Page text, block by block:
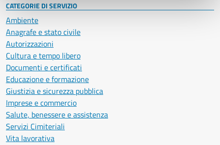
CATEGORIE DI SERVIZIO
Ambiente
Anagrafe e stato civile
Autorizzazioni
Cultura e tempo libero
Documenti e certificati
Educazione e formazione
Giustizia e sicurezza pubblica
Imprese e commercio
Salute, benessere e assistenza
Servizi Cimiteriali
Vita lavorativa